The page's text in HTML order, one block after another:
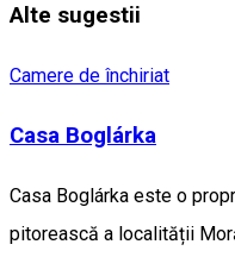
Alte sugestii
Camere de închiriat
Casa Boglárka
Casa Boglárka este o
pitorească a localității